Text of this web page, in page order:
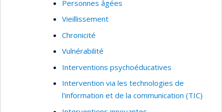
Personnes âgées
Vieillissement
Chronicité
Vulnérabilité
Interventions psychoéducatives
Intervention via les technologies de
l'information et de la communication (TIC)